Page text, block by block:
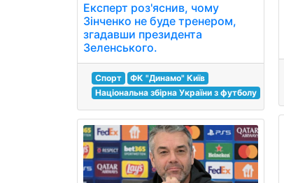
Експерт роз'яснив, чому
Зінченко не буде тренером,
згадавши президента
Зеленського.
Спорт
ФК "Динамо" Київ
Національна збірна України з футболу